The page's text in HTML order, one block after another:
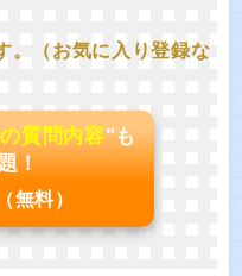
。（お気に入り登録な
質問内容"も
！
（無料）